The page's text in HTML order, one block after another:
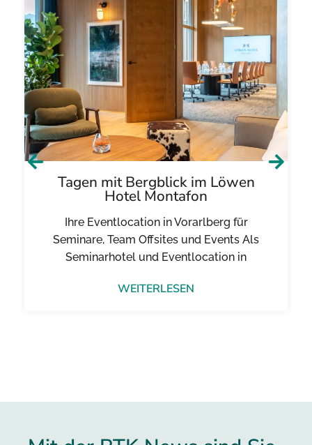
Tagen mit Bergblick im Löwen
Hotel Montafon
Ihre Eventlocation in Vorarlberg für
Seminare, Team Offsites und Events Als
Seminarhotel und Eventlocation in
WEITERLESEN